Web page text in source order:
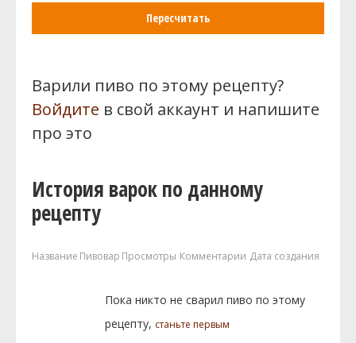
Пересчитать
Варили пиво по этому рецепту?
Войдите в свой аккаунт и напишите
про это
История варок по данному
рецепту
Название Пивовар Просмотры Комментарии Дата создания
Пока никто не сварил пиво по этому
рецепту, станьте первым